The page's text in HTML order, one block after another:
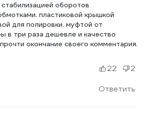
оборотов
пластиковой крышкой
для полировки. муфтой от
в три раза дешевле и качество
окончание своего комментария.
Ответить
22 2